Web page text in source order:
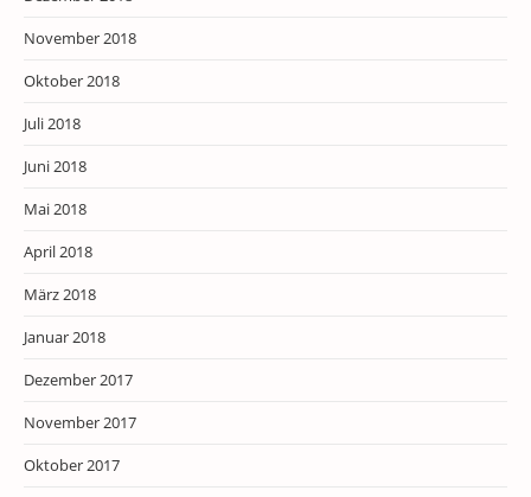
November 2018
Oktober 2018
Juli 2018
Juni 2018
Mai 2018
April 2018
März 2018
Januar 2018
Dezember 2017
November 2017
Oktober 2017